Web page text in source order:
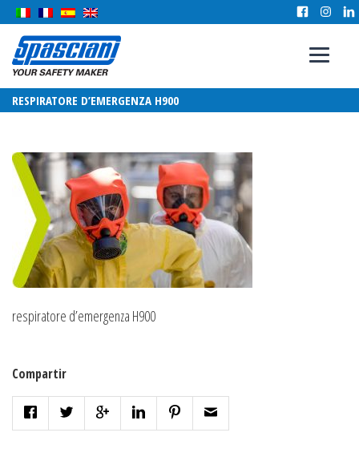
RESPIRATORE D’EMERGENZA H900
respiratore d’emergenza H900
Compartir